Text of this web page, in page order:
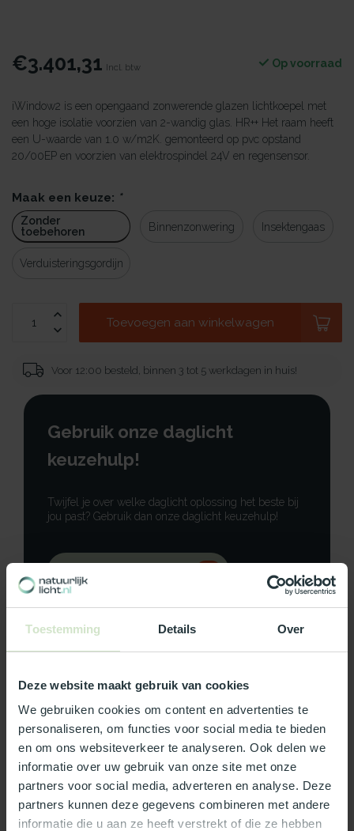
Toestemming Details Over
Deze website maakt gebruik van cookies
We gebruiken cookies om content en advertenties te
personaliseren, om functies voor social media te bieden
en om ons websiteverkeer te analyseren. Ook delen we
informatie over uw gebruik van onze site met onze
partners voor social media, adverteren en analyse. Deze
partners kunnen deze gegevens combineren met andere
informatie die u aan ze heeft verstrekt of die ze hebben
€3.401,31 Incl. btw Op voorraad
iWindow2 is een opengaand zonwerende glazen lichtkoepel met
een hoge isolatie voorzien van 2-wandig glas. HR++ Het raam heeft
een U-waarde van 1.0 w/m2K. gemonteerd op pvc opstand
20/00EP en voorzien van elektrospindel 24V en regensensor.
Maak een keuze: *
Zonder
toebehoren
Binnenzonwering Insektengaas
Verduisteringsgordijn
Toevoegen aan winkelwagen
Voor 12:00 besteld, binnen 3 tot 5 werkdagen in huis!
Gebruik onze daglicht
keuzehulp!
Twijfel je over welke daglicht oplossing het beste bij
jou past? Gebruik dan onze daglicht keuzehulp!
Neem contact op
Productomschrijving
Specificaties
Reviews